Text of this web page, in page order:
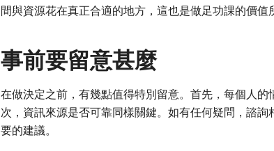
間與資源花在真正合適的地方，這也是做足功課的價值
事前要留意甚麼
在做決定之前，有幾點值得特別留意。首先，每個人
次，資訊來源是否可靠同樣關鍵。如有任何疑問，諮
要的建議。